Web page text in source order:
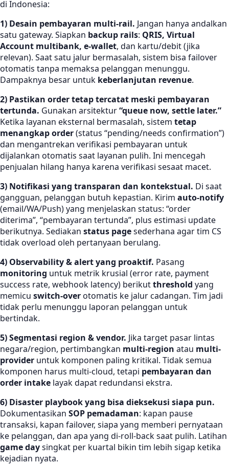
di Indonesia:
1) Desain pembayaran multi-rail. Jangan hanya andalkan
satu gateway. Siapkan backup rails: QRIS, Virtual
Account multibank, e-wallet, dan kartu/debit (jika
relevan). Saat satu jalur bermasalah, sistem bisa failover
otomatis tanpa memaksa pelanggan menunggu.
Dampaknya besar untuk keberlanjutan revenue.
2) Pastikan order tetap tercatat meski pembayaran
tertunda. Gunakan arsitektur“queue now, settle later.”
Ketika layanan eksternal bermasalah, sistem tetap
menangkap order(status “pending/needs confirmation”)
dan mengantrekan verifikasi pembayaran untuk
dijalankan otomatis saat layanan pulih. Ini mencegah
penjualan hilang hanya karena verifikasi sesaat macet.
3) Notifikasi yang transparan dan kontekstual. Di saat
gangguan, pelanggan butuh kepastian. Kirim auto-notify
(email/WA/Push) yang menjelaskan status: “order
diterima”, “pembayaran tertunda”, plus estimasi update
berikutnya. Sediakan status pagesederhana agar tim CS
tidak overload oleh pertanyaan berulang.
4) Observability & alert yang proaktif. Pasang
monitoring untuk metrik krusial (error rate, payment
success rate, webhook latency) berikutthreshold yang
memicu switch-overotomatis ke jalur cadangan. Tim jadi
tidak perlu menunggu laporan pelanggan untuk
bertindak.
5) Segmentasi region & vendor. Jika target pasar lintas
negara/region, pertimbangkan multi-region atau multi-
provider untuk komponen paling kritikal. Tidak semua
komponen harus multi-cloud, tetapi pembayaran dan
order intake layak dapat redundansi ekstra.
6) Disaster playbook yang bisa dieksekusi siapa pun.
Dokumentasikan SOP pemadaman: kapan pause
transaksi, kapan failover, siapa yang memberi pernyataan
ke pelanggan, dan apa yang di-roll-back saat pulih. Latihan
game daysingkat per kuartal bikin tim lebih sigap ketika
kejadian nyata.